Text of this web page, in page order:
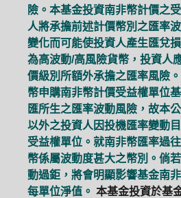
險。本基金投資南非幣計價之
人將承擔前述計價幣別之匯率
變化而可能使投資人產生匯兌
為高波動/高風險貨幣，投資人
價級別所額外承擔之匯率風險
幣申購南非幣計價受益權單位
匯所生之匯率波動風險，故本
以外之投資人因投機匯率變動
受益權單位。就南非幣匯率過
幣係屬波動度甚大之幣別。倘
動過鉅，將會明顯影響基金南
每單位淨值。 本基金投資於基